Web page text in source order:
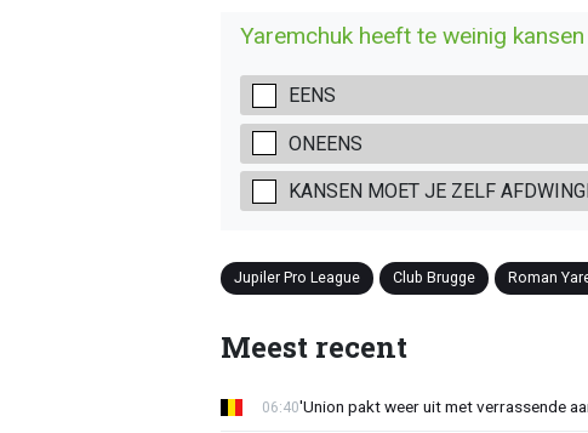
Yaremchuk heeft te weinig
EENS
ONEENS
KANSEN MOET JE ZELF
Jupiler Pro League Club Brugge Roman
Meest recent
'Union pakt weer uit met verrassende
06:40